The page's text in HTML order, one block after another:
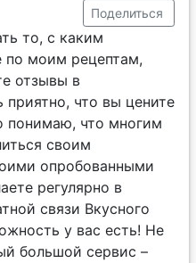
Поделиться
то, с каким
по моим рецептам,
отзывы в
что вы цените
понимаю, что многим
своим
опробованными
регулярно в
связи Вкусного
у вас есть! Не
большой сервис –